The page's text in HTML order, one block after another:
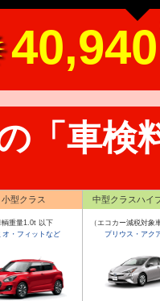
40,940
「車検
小型クラス
輌重量1.0t 以下
オ・フィットなど
中型クラスハイ
（エコカー減税対象
プリウス・アク